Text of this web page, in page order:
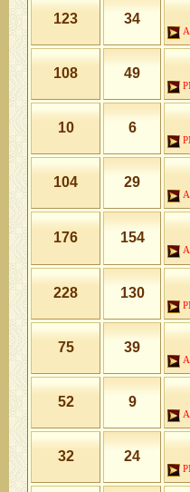
34
123
49
108
6
10
29
104
154
176
130
228
39
75
9
52
24
32